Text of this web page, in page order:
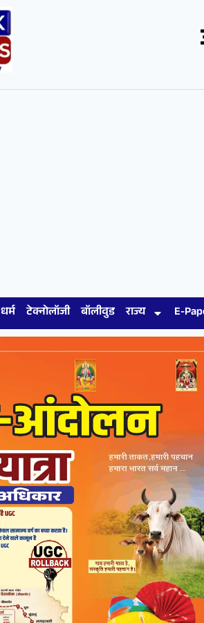
धर्म टेक्नोलॉजी बॉलीवुड राज्य E-